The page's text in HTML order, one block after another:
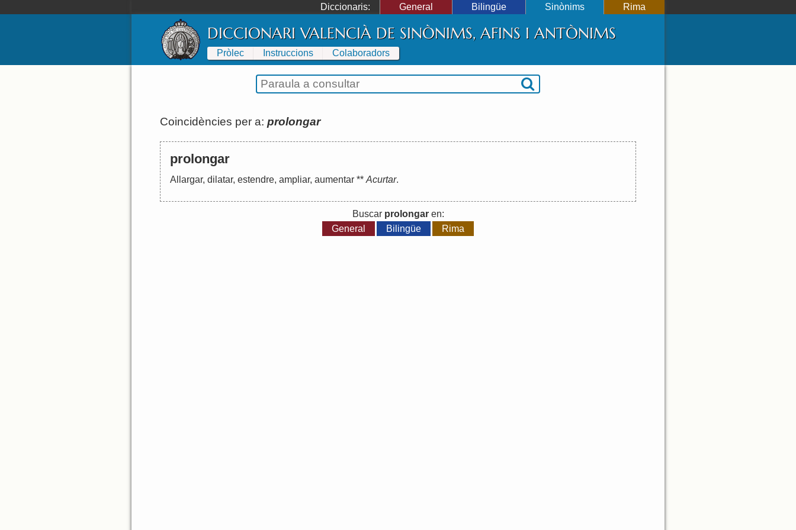
Diccionaris: General Bilingüe Sinònims Rima
DICCIONARI VALENCIÀ DE SINÒNIMS, AFINS I ANTÒNIMS
Pròlec Instruccions Colaboradors
Coincidències per a: prolongar
prolongar
Allargar, dilatar, estendre, ampliar, aumentar ** Acurtar.
Buscar prolongaren:
General
Bilingüe Rima